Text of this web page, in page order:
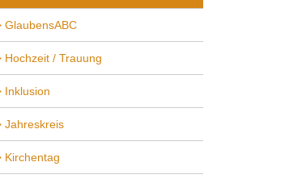
GlaubensABC
Hochzeit / Trauung
Inklusion
Jahreskreis
Kirchentag